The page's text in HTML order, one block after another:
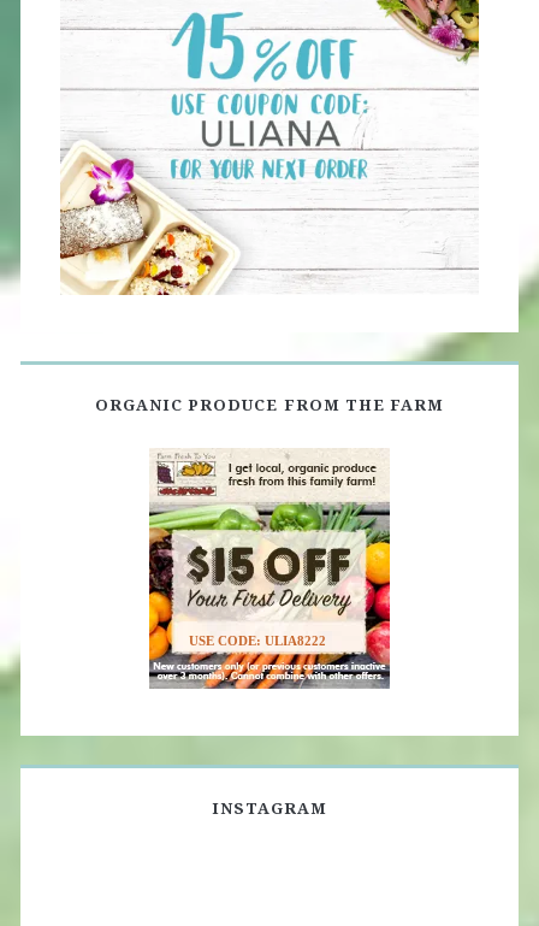
ORGANIC PRODUCE FROM THE FARM
USE CODE: ULIA8222
INSTAGRAM